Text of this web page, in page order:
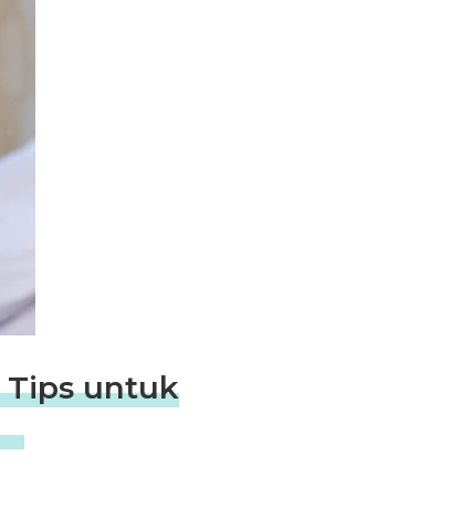
Tips untuk